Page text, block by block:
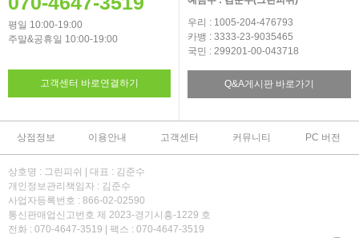
평일 10:00-19:00
주말&공휴일 10:00-19:00
고객센터 바로연결하기
우리 : 1005-204-476793
카뱅 : 3333-23-9035465
국민 : 299201-00-043718
Q&A게시판 바로가기
상점정보 이용안내 고객센터 커뮤니티 PC 버전
상호명 : 그린피쉬 | 대표 : 김준수
개인정보관리책임자 : 김준수
사업자등록번호 : 866-02-02590
통신판매업신고번호 제 2023-경기시흥-1229 호
전화 : 070-4647-3519 | 팩스 : 070-4647-3519